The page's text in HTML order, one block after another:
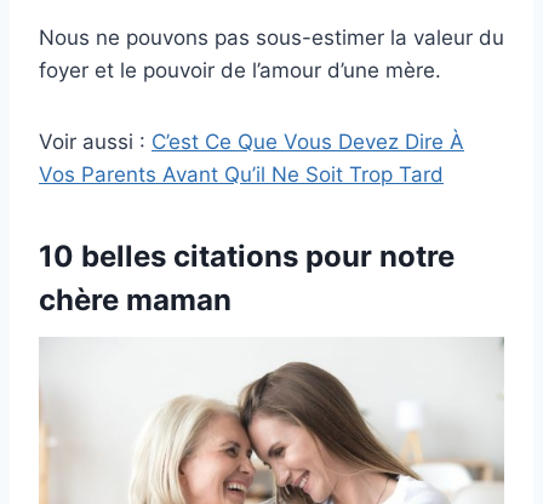
Nous ne pouvons pas sous-estimer la valeur du
foyer et le pouvoir de l’amour d’une mère.
Voir aussi : C’est Ce Que Vous Devez Dire À
Vos Parents Avant Qu’il Ne Soit Trop Tard
10 belles citations pour notre
chère maman